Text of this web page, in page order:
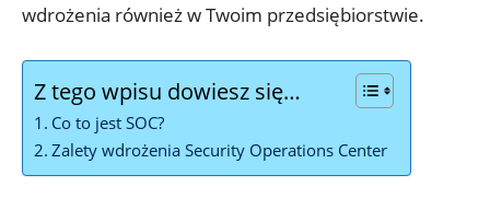
wdrożenia również w Twoim przedsiębiorstwie.
Z tego wpisu dowiesz się…
Co to jest SOC?
Zalety wdrożenia Security Operations Center